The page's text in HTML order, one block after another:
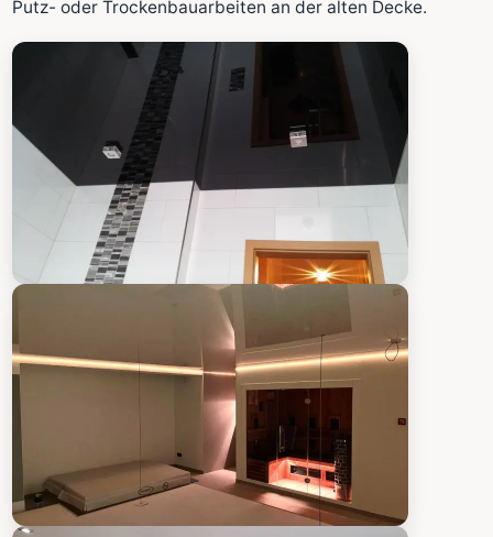
Putz- oder Trockenbauarbeiten an der alten Decke.